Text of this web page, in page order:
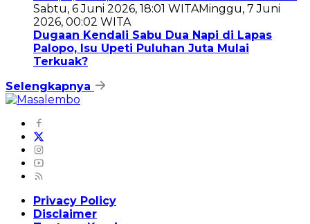
Sabtu, 6 Juni 2026, 18:01 WITAMinggu, 7 Juni
2026, 00:02 WITA
Dugaan Kendali Sabu Dua Napi di Lapas
Palopo, Isu Upeti Puluhan Juta Mulai
Terkuak?
Selengkapnya
Privacy Policy
Disclaimer